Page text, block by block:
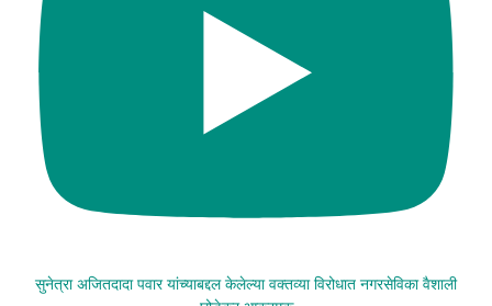
सुनेत्रा अजितदादा पवार यांच्याबद्दल केलेल्या वक्तव्या विरोधात नगरसेविका वैशाली